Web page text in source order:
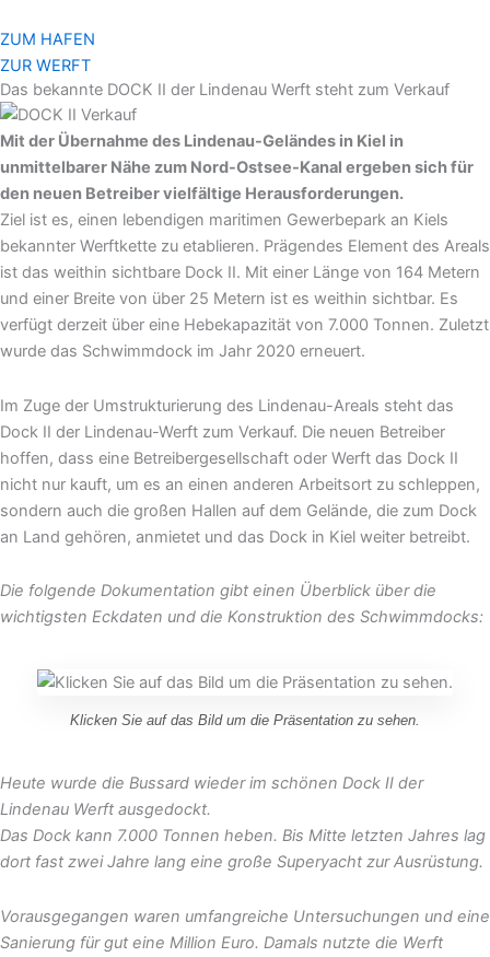
Inhalt
springen
ZUM HAFEN
ZUR WERFT
Das bekannte DOCK II der Lindenau Werft steht zum Verkauf
Mit der Übernahme des Lindenau-Geländes in Kiel in
unmittelbarer Nähe zum Nord-Ostsee-Kanal ergeben sich für
den neuen Betreiber vielfältige Herausforderungen.
Ziel ist es, einen lebendigen maritimen Gewerbepark an Kiels
bekannter Werftkette zu etablieren. Prägendes Element des Areals
ist das weithin sichtbare Dock II. Mit einer Länge von 164 Metern
und einer Breite von über 25 Metern ist es weithin sichtbar. Es
verfügt derzeit über eine Hebekapazität von 7.000 Tonnen. Zuletzt
wurde das Schwimmdock im Jahr 2020 erneuert.
Im Zuge der Umstrukturierung des Lindenau-Areals steht das
Dock II der Lindenau-Werft zum Verkauf. Die neuen Betreiber
hoffen, dass eine Betreibergesellschaft oder Werft das Dock II
nicht nur kauft, um es an einen anderen Arbeitsort zu schleppen,
sondern auch die großen Hallen auf dem Gelände, die zum Dock
an Land gehören, anmietet und das Dock in Kiel weiter betreibt.
Die folgende Dokumentation gibt einen Überblick über die
wichtigsten Eckdaten und die Konstruktion des Schwimmdocks:
Klicken Sie auf das Bild um die Präsentation zu sehen.
Heute wurde die Bussard wieder im schönen Dock II der
Lindenau Werft ausgedockt.
Das Dock kann 7.000 Tonnen heben. Bis Mitte letzten Jahres lag
dort fast zwei Jahre lang eine große Superyacht zur Ausrüstung.
Vorausgegangen waren umfangreiche Untersuchungen und eine
Sanierung für gut eine Million Euro. Damals nutzte die Werft